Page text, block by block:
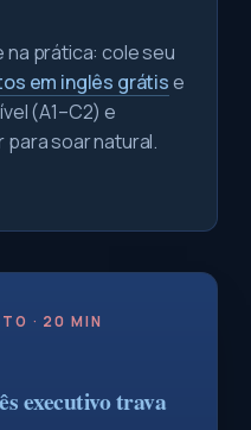
prática: cole seu
em inglês grátise
(A1–C2) e
soar natural.
· 20 MIN
executivo trava